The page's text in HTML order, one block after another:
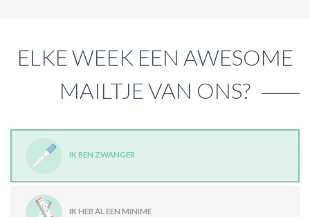
ELKE WEEK EEN AWESOME
MAILTJE VAN ONS?
IK BEN ZWANGER
IK HEB AL EEN MINIME